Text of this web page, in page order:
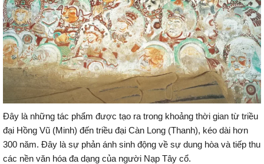
Đây là những tác phẩm được tạo ra trong khoảng thời gian từ triều
đại Hồng Vũ (Minh) đến triều đại Càn Long (Thanh), kéo dài hơn
300 năm. Đây là sự phản ánh sinh động về sự dung hòa và tiếp thu
các nền văn hóa đa dạng của người Nạp Tây cổ.